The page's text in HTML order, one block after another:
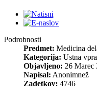
Podrobnosti
Predmet: Medicina
Kategorija: Ustna
Objavljeno: 26 Marec
Napisal: Anonimnež
Zadetkov: 4746